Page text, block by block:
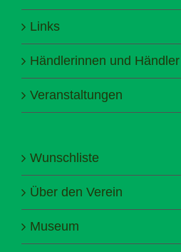
Links
Händlerinnen und Händler
Veranstaltungen
Wunschliste
Über den Verein
Museum